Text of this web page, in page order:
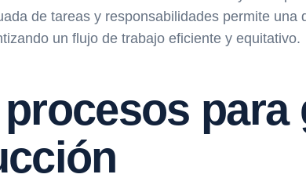
de tareas y responsabilidades permite
un flujo de trabajo eficiente y equitativo.
para